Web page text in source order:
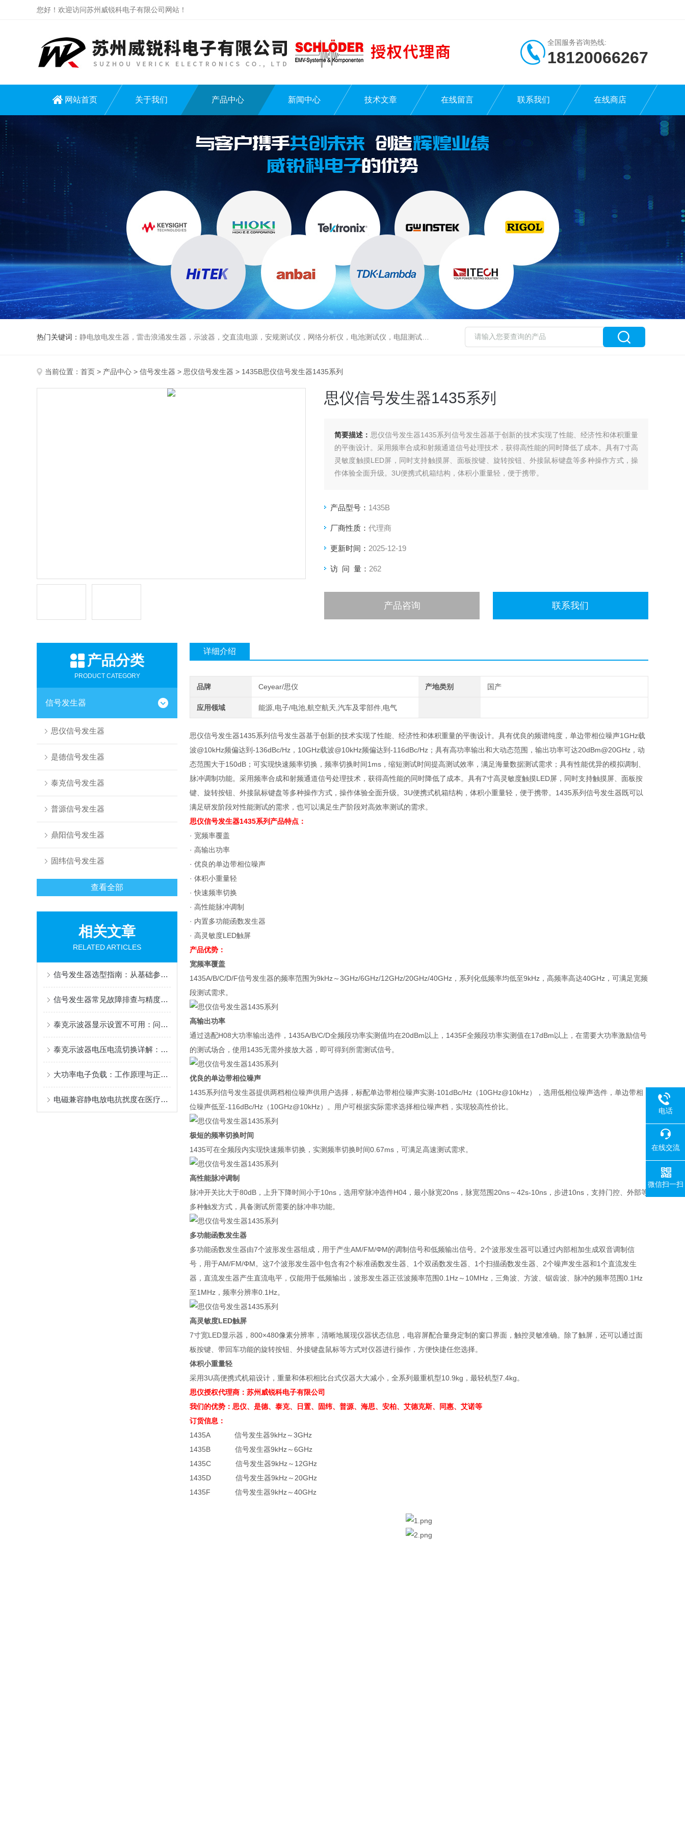
您好！欢迎访问苏州威锐科电子有限公司网站！
全国服务咨询热线:
18120066267
网站首页 关于我们 产品中心 新闻中心 技术文章 在线留言 联系我们 在线商店
热门关键词： 静电放电发生器，雷击浪涌发生器，示波器，交直流电源，安规测试仪，网络分析仪，电池测试仪，电阻测试仪，数据采集仪
当前位置： 首页 > 产品中心 > 信号发生器 > 思仪信号发生器 > 1435B思仪信号发生器1435系列
思仪信号发生器1435系列
简要描述： 思仪信号发生器1435系列信号发生器基于创新的技术实现了性能、经济性和体积重量
的平衡设计。采用频率合成和射频通道信号处理技术，获得高性能的同时降低了成本。具有7寸高
灵敏度触摸LED屏，同时支持触摸屏、面板按键、旋转按钮、外接鼠标键盘等多种操作方式，操
作体验全面升级。3U便携式机箱结构，体积小重量轻，便于携带。
产品型号： 1435B
厂商性质： 代理商
更新时间： 2025-12-19
访 问 量： 262
产品咨询 联系我们
产品分类
PRODUCT CATEGORY
信号发生器
思仪信号发生器
是德信号发生器
泰克信号发生器
普源信号发生器
鼎阳信号发生器
固纬信号发生器
查看全部
相关文章
RELATED ARTICLES
信号发生器选型指南：从基础参数到高阶应用
信号发生器常见故障排查与精度校准全攻略
泰克示波器显示设置不可用：问题排查与解决方案
泰克示波器电压电流切换详解：从原理到操作步骤
大功率电子负载：工作原理与正确使用指南
电磁兼容静电放电抗扰度在医疗设备领域的测试
详细介绍
品牌 Ceyear/思仪 产地类别 国产
应用领域 能源,电子/电池,航空航天,汽车及零部件,电气
思仪信号发生器1435系列信号发生器基于创新的技术实现了性能、经济性和体积重量的平衡设计。具有优良的频谱纯度，单边带相位噪声1GHz载
波@10kHz频偏达到-136dBc/Hz，10GHz载波@10kHz频偏达到-116dBc/Hz；具有高功率输出和大动态范围，输出功率可达20dBm@20GHz，动
态范围大于150dB；可实现快速频率切换，频率切换时间1ms，缩短测试时间提高测试效率，满足海量数据测试需求；具有性能优异的模拟调制、
脉冲调制功能。采用频率合成和射频通道信号处理技术，获得高性能的同时降低了成本。具有7寸高灵敏度触摸LED屏，同时支持触摸屏、面板按
键、旋转按钮、外接鼠标键盘等多种操作方式，操作体验全面升级。3U便携式机箱结构，体积小重量轻，便于携带。1435系列信号发生器既可以
满足研发阶段对性能测试的需求，也可以满足生产阶段对高效率测试的需求。
思仪信号发生器1435系列 产品特点：
· 宽频率覆盖
· 高输出功率
· 优良的单边带相位噪声
· 体积小重量轻
· 快速频率切换
· 高性能脉冲调制
· 内置多功能函数发生器
· 高灵敏度LED触屏
产品优势：
宽频率覆盖
1435A/B/C/D/F信号发生器的频率范围为9kHz～3GHz/6GHz/12GHz/20GHz/40GHz，系列化低频率均低至9kHz，高频率高达40GHz，可满足宽频
段测试需求。
高输出功率
通过选配H08大功率输出选件，1435A/B/C/D全频段功率实测值均在20dBm以上，1435F全频段功率实测值在17dBm以上，在需要大功率激励信号
的测试场合，使用1435无需外接放大器，即可得到所需测试信号。
优良的单边带相位噪声
1435系列信号发生器提供两档相位噪声供用户选择，标配单边带相位噪声实测-101dBc/Hz（10GHz@10kHz），选用低相位噪声选件，单边带相
位噪声低至-116dBc/Hz（10GHz@10kHz）。用户可根据实际需求选择相位噪声档，实现较高性价比。
极短的频率切换时间
1435可在全频段内实现快速频率切换，实测频率切换时间0.67ms，可满足高速测试需求。
高性能脉冲调制
脉冲开关比大于80dB，上升下降时间小于10ns，选用窄脉冲选件H04，最小脉宽20ns，脉宽范围20ns～42s-10ns，步进10ns，支持门控、外部等
多种触发方式，具备测试所需要的脉冲串功能。
多功能函数发生器
多功能函数发生器由7个波形发生器组成，用于产生AM/FM/ΦM的调制信号和低频输出信号。2个波形发生器可以通过内部相加生成双音调制信
号，用于AM/FM/ΦM。这7个波形发生器中包含有2个标准函数发生器、1个双函数发生器、1个扫描函数发生器、2个噪声发生器和1个直流发生
器，直流发生器产生直流电平，仅能用于低频输出，波形发生器正弦波频率范围0.1Hz～10MHz，三角波、方波、锯齿波、脉冲的频率范围0.1Hz
至1MHz，频率分辨率0.1Hz。
高灵敏度LED触屏
7寸宽LED显示器，800×480像素分辨率，清晰地展现仪器状态信息，电容屏配合量身定制的窗口界面，触控灵敏准确。除了触屏，还可以通过面
板按键、带回车功能的旋转按钮、外接键盘鼠标等方式对仪器进行操作，方便快捷任您选择。
体积小重量轻
采用3U高便携式机箱设计，重量和体积相比台式仪器大大减小，全系列最重机型10.9kg，最轻机型7.4kg。
思仪授权代理商：苏州威锐科电子有限公司
我们的优势：思仪、是德、泰克、日置、固纬、 普源、 海思、安柏、艾德克斯、同惠、艾诺等
订货信息：
1435A 信号发生器9kHz～3GHz
1435B 信号发生器9kHz～6GHz
1435C 信号发生器9kHz～12GHz
1435D 信号发生器9kHz～20GHz
1435F 信号发生器9kHz～40GHz
电话
在线交流
微信扫一扫